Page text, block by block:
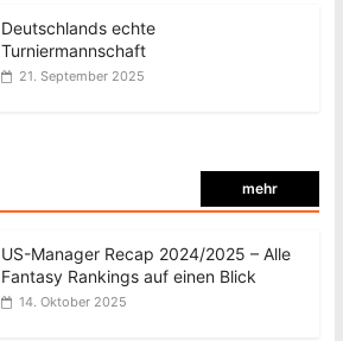
Deutschlands echte
Turniermannschaft
21. September 2025
mehr
US-Manager Recap 2024/2025 – Alle
Fantasy Rankings auf einen Blick
14. Oktober 2025